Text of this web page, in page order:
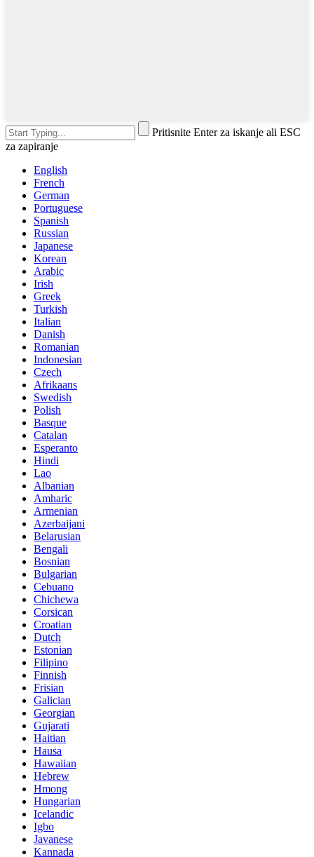
Pritisnite Enter za iskanje ali ESC
za zapiranje
English
French
German
Portuguese
Spanish
Russian
Japanese
Korean
Arabic
Irish
Greek
Turkish
Italian
Danish
Romanian
Indonesian
Czech
Afrikaans
Swedish
Polish
Basque
Catalan
Esperanto
Hindi
Lao
Albanian
Amharic
Armenian
Azerbaijani
Belarusian
Bengali
Bosnian
Bulgarian
Cebuano
Chichewa
Corsican
Croatian
Dutch
Estonian
Filipino
Finnish
Frisian
Galician
Georgian
Gujarati
Haitian
Hausa
Hawaiian
Hebrew
Hmong
Hungarian
Icelandic
Igbo
Javanese
Kannada